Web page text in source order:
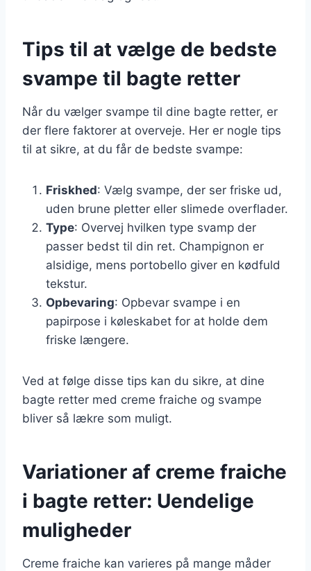
Tips til at vælge de bedste
svampe til bagte retter
Når du vælger svampe til dine bagte retter, er
der flere faktorer at overveje. Her er nogle tips
til at sikre, at du får de bedste svampe:
Friskhed: Vælg svampe, der ser friske ud,
uden brune pletter eller slimede overflader.
Type: Overvej hvilken type svamp der
passer bedst til din ret. Champignon er
alsidige, mens portobello giver en kødfuld
tekstur.
Opbevaring: Opbevar svampe i en
papirpose i køleskabet for at holde dem
friske længere.
Ved at følge disse tips kan du sikre, at dine
bagte retter med creme fraiche og svampe
bliver så lækre som muligt.
Variationer af creme fraiche
i bagte retter: Uendelige
muligheder
Creme fraiche kan varieres på mange måder